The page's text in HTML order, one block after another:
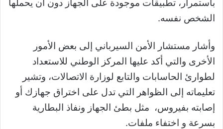
باستمرار، تطبيقات موجودة على الجهاز دون أن يحملها
الشخص نفسه.
وأشار مستشار الأمن السيرباني إلى بعض الأمور
الأخرى والتي أكد عليها المركز الوطني للاستعداد
لطوارئ الحاسابات والتابع لوزارة الاتصالات، وتشير
تعليماته إلى الظواهر التي تدل على اختراق جهازك أو
إصابته بفيروس، مثل بطئ الجهاز ونفاذ البطارية
بسرعة و اختفاء ملفات.